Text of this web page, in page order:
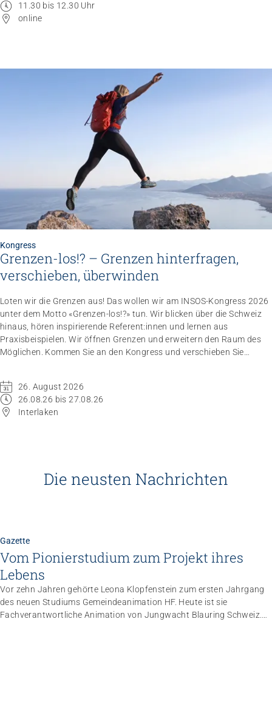
11.30 bis 12.30 Uhr
online
Kongress
Grenzen-los!? – Grenzen hinterfragen,
verschieben, überwinden
Loten wir die Grenzen aus! Das wollen wir am INSOS-Kongress 2026
unter dem Motto «Grenzen-los!?» tun. Wir blicken über die Schweiz
hinaus, hören inspirierende Referent:innen und lernen aus
Praxisbeispielen. Wir öffnen Grenzen und erweitern den Raum des
Möglichen. Kommen Sie an den Kongress und verschieben Sie
26. August 2026
26.08.26 bis 27.08.26
Interlaken
Die neusten Nachrichten
Gazette
Vom Pionierstudium zum Projekt ihres
Lebens
Vor zehn Jahren gehörte Leona Klopfenstein zum ersten Jahrgang
des neuen Studiums Gemeindeanimation HF. Heute ist sie
Fachverantwortliche Animation von Jungwacht Blauring Schweiz.